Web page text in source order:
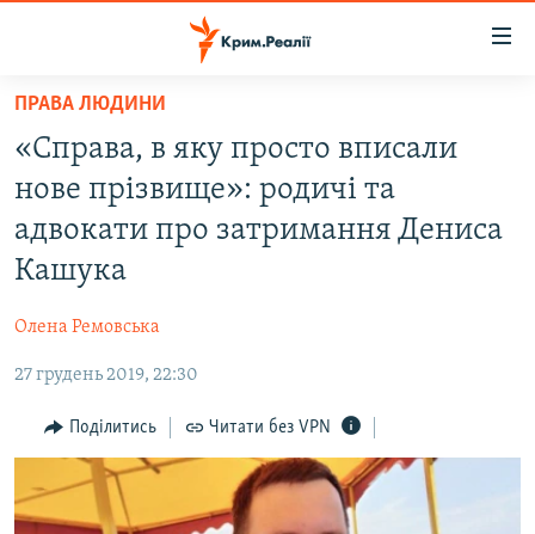
Перейти
основного
матеріалу
до
основної
Перейти
до
ВОДА.КРИМ
ВІДЕО ТА ФОТО
ПОЛІТИКА
ІНТЕРВ'Ю
ВСЕ ЗА ДЕНЬ
СПЕЦПРОЕКТИ
ДЕПОРТАЦІЯ
ЯК ОБІЙТИ БЛОКУВАННЯ
ПРАВА ЛЮДИНИ
«Справа, в яку просто вписали
нове прізвище»: родичі та
адвокати про затримання Дениса
Кашука
Олена Ремовська
27 грудень 2019, 22:30
Поділитись Читати без VPN